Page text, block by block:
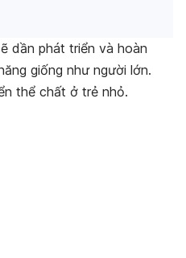
dần phát triển và hoàn
giống như người lớn.
thể chất ở trẻ nhỏ.